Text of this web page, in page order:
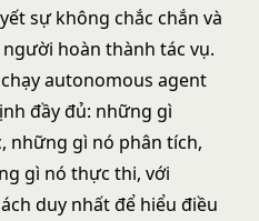
sự không chắc chắn và
hoàn thành tác vụ.
autonomous agent
đầy đủ: những gì
những gì nó phân tích,
gì nó thực thi, với
duy nhất để hiểu điều